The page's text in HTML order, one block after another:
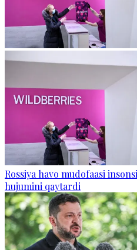
Rossiya havo mudofaasi
hujumini qaytardi